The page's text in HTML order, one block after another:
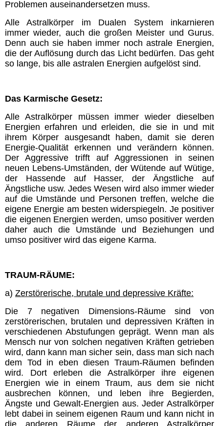
Problemen auseinandersetzen muss.
Alle Astralkörper im Dualen System inkarnieren
immer wieder, auch die großen Meister und Gurus.
Denn auch sie haben immer noch astrale Energien,
die der Auflösung durch das Licht bedürfen. Das geht
so lange, bis alle astralen Energien aufgelöst sind.
Das Karmische Gesetz:
Alle Astralkörper müssen immer wieder dieselben
Energien erfahren und erleiden, die sie in und mit
ihrem Körper ausgesandt haben, damit sie deren
Energie-Qualität erkennen und verändern können.
Der Aggressive trifft auf Aggressionen in seinen
neuen Lebens-Umständen, der Wütende auf Wütige,
der Hassende auf Hasser, der Ängstliche auf
Ängstliche usw. Jedes Wesen wird also immer wieder
auf die Umstände und Personen treffen, welche die
eigene Energie am besten widerspiegeln. Je positiver
die eigenen Energien werden, umso positiver werden
daher auch die Umstände und Beziehungen und
umso positiver wird das eigene Karma.
TRAUM-RÄUME:
a) Zerstörerische, brutale und depressive Kräfte:
Die 7 negativen Dimensions-Räume sind von
zerstörerischen, brutalen und depressiven Kräften in
verschiedenen Abstufungen geprägt. Wenn man als
Mensch nur von solchen negativen Kräften getrieben
wird, dann kann man sicher sein, dass man sich nach
dem Tod in eben diesen Traum-Räumen befinden
wird. Dort erleben die Astralkörper ihre eigenen
Energien wie in einem Traum, aus dem sie nicht
ausbrechen können, und leben ihre Begierden,
Ängste und Gewalt-Energien aus. Jeder Astralkörper
lebt dabei in seinem eigenen Raum und kann nicht in
die anderen Räume der anderen Astralkörper